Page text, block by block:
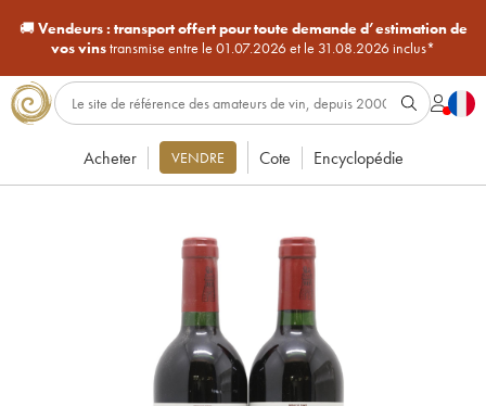
🚚Vendeurs : transport offert pour toute demande d’estimation de
vos vinstransmise entre le 01.07.2026 et le 31.08.2026 inclus*
Acheter VENDRE Cote Encyclopédie